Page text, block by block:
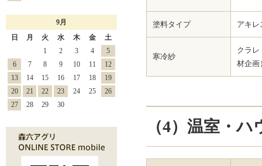
塗料タイプ アキレ
寒冷紗
クラレ
材企画
（4）温室・
9月
日
月 火 水 木 金
土
1
2 3 4
5
6
7 8 9 10 11
12
13
14 15 16 17 18
19
20
21 22 23 24 25
26
27
28 29 30